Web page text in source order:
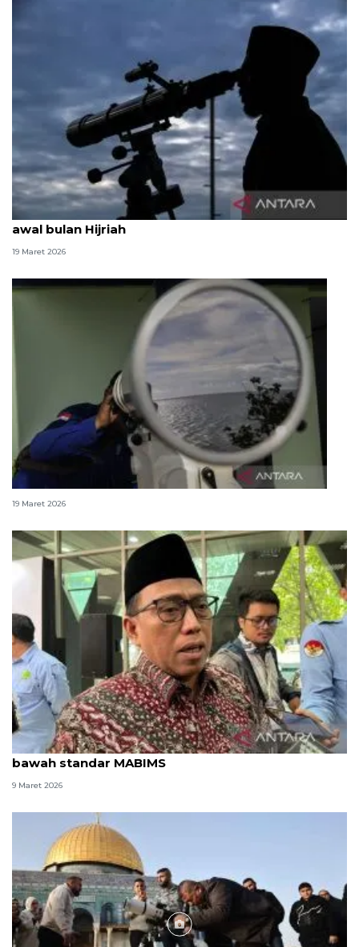
Perkembangan kriteria MABIMS dalam penentuan
awal bulan Hijriah
19 Maret 2026
Sidang Isbat, sejarah singkat hingga mekanisme
19 Maret 2026
Lebaran berpeluang beda, elongasi hilal masih di
bawah standar MABIMS
9 Maret 2026